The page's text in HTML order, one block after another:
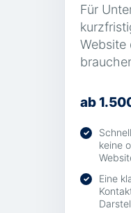
Für
Website
ab
✓
keine
✓
Eine